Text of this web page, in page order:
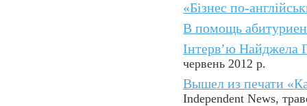
«Бізнес по-
В помощь
Інтерв’ю Найджела
червень 2012 р.
Вышел из печати
Independent News,